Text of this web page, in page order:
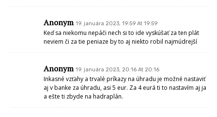
Anonym 19. januára 2023, 19:59 At 19:59
Keď sa niekomu nepáči nech si to ide vyskúšať za ten plát
neviem či za tie peniaze by to aj niekto robil najmúdrejší
Anonym 19. januára 2023, 20:16 At 20:16
Inkasné vzťahy a trvalé príkazy na úhradu je možné nastaviť
aj v banke za úhradu, asi 5 eur. Za 4 eurá ti to nastavím aj ja
a ešte ti zbyde na hadraplán.